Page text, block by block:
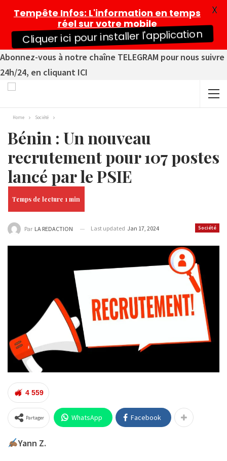
Abonnez-vous à notre chaîne TELEGRAM pour nous suivre
24h/24, en cliquant ICI
Home Société
Bénin : Un nouveau
recrutement pour 107 postes
lancé par le PSIE
Société
Par LA REDACTION Last updated Jan 17, 2024
4 559
Partager WhatsApp Facebook
Yann Z.
Tempête Infos: L'information en temps
réel sur votre mobile
Cliquer ici pour installer l'application
X